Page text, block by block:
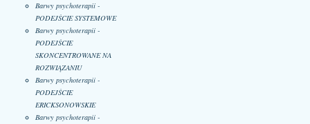
Barwy psychoterapii -
PODEJŚCIE SYSTEMOWE
Barwy psychoterapii -
PODEJŚCIE
SKONCENTROWANE NA
ROZWIĄZANIU
Barwy psychoterapii -
PODEJŚCIE
ERICKSONOWSKIE
Barwy psychoterapii -